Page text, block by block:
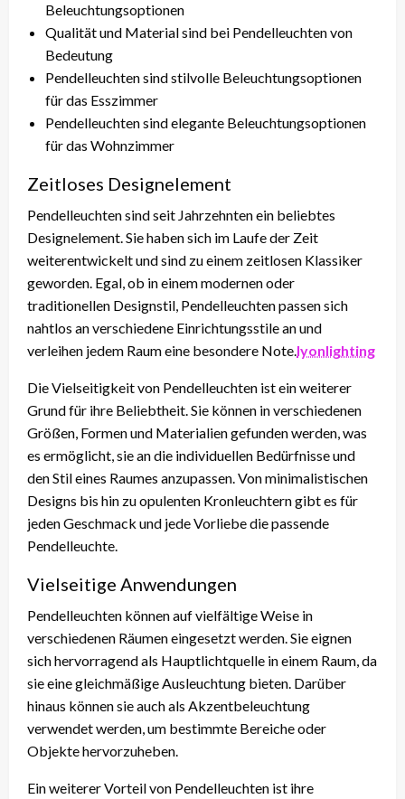
Beleuchtungsoptionen
Qualität und Material sind bei Pendelleuchten von
Bedeutung
Pendelleuchten sind stilvolle Beleuchtungsoptionen
für das Esszimmer
Pendelleuchten sind elegante Beleuchtungsoptionen
für das Wohnzimmer
Zeitloses Designelement
Pendelleuchten sind seit Jahrzehnten ein beliebtes
Designelement. Sie haben sich im Laufe der Zeit
weiterentwickelt und sind zu einem zeitlosen Klassiker
geworden. Egal, ob in einem modernen oder
traditionellen Designstil, Pendelleuchten passen sich
nahtlos an verschiedene Einrichtungsstile an und
verleihen jedem Raum eine besondere Note.lyonlighting
Die Vielseitigkeit von Pendelleuchten ist ein weiterer
Grund für ihre Beliebtheit. Sie können in verschiedenen
Größen, Formen und Materialien gefunden werden, was
es ermöglicht, sie an die individuellen Bedürfnisse und
den Stil eines Raumes anzupassen. Von minimalistischen
Designs bis hin zu opulenten Kronleuchtern gibt es für
jeden Geschmack und jede Vorliebe die passende
Pendelleuchte.
Vielseitige Anwendungen
Pendelleuchten können auf vielfältige Weise in
verschiedenen Räumen eingesetzt werden. Sie eignen
sich hervorragend als Hauptlichtquelle in einem Raum, da
sie eine gleichmäßige Ausleuchtung bieten. Darüber
hinaus können sie auch als Akzentbeleuchtung
verwendet werden, um bestimmte Bereiche oder
Objekte hervorzuheben.
Ein weiterer Vorteil von Pendelleuchten ist ihre